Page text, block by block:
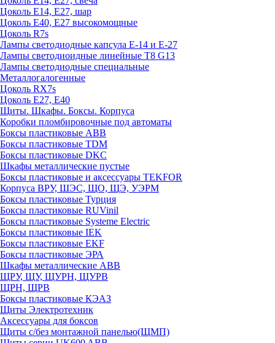
Цоколь Е14, Е27, шар
Цоколь Е40, Е27 высокомощные
Цоколь R7s
Лампы светодиодные капсула Е-14 и Е-27
Лампы светодиоидные линейные T8 G13
Лампы светодиодные специальные
Металлогалогенные
Цоколь RX7s
Цоколь Е27, E40
Щиты. Шкафы. Боксы. Корпуса
Коробки пломбировочные под автоматы
Боксы пластиковые ABB
Боксы пластиковые TDM
Боксы пластиковые DKC
Шкафы металлические пустые
Боксы пластиковые и аксессуары TEKFOR
Корпуса ВРУ, ШЭС, ЩО, ЩЭ, УЭРМ
Боксы пластиковые Турция
Боксы пластиковые RUVinil
Боксы пластиковые Systeme Electric
Боксы пластиковые IEK
Боксы пластиковые EKF
Боксы пластиковые ЭРА
Шкафы металлические ABB
ЩРУ, ЩУ, ЩУРН, ЩУРВ
ЩРН, ЩРВ
Боксы пластиковые КЭАЗ
Щиты Электротехник
Аксессуары для боксов
Щиты с/без монтажной панелью(ЩМП)